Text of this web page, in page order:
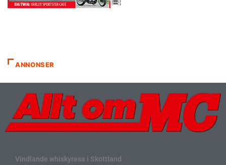
ANNONSER
Vindlande whiskyresa i Skottland